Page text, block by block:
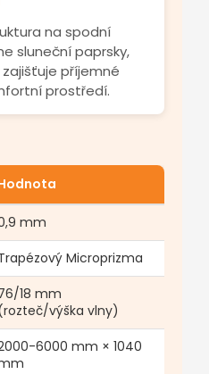
na spodní
sluneční paprsky,
příjemné
prostředí.
mm
Microprizma
18 mm
výška vlny)
6000 mm × 1040